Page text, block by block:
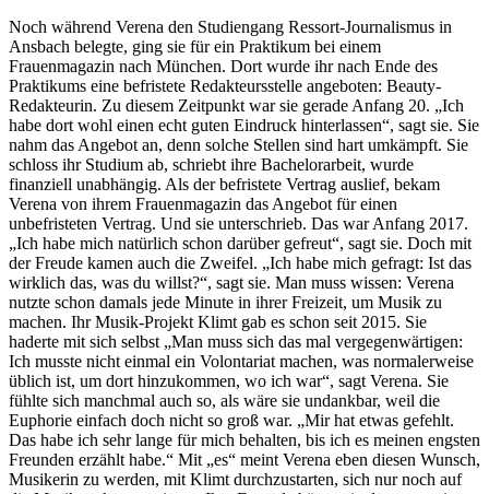
Noch während Verena den Studiengang Ressort-Journalismus in
Ansbach belegte, ging sie für ein Praktikum bei einem
Frauenmagazin nach München. Dort wurde ihr nach Ende des
Praktikums eine befristete Redakteursstelle angeboten: Beauty-
Redakteurin. Zu diesem Zeitpunkt war sie gerade Anfang 20. „Ich
habe dort wohl einen echt guten Eindruck hinterlassen“, sagt sie. Sie
nahm das Angebot an, denn solche Stellen sind hart umkämpft. Sie
schloss ihr Studium ab, schriebt ihre Bachelorarbeit, wurde
finanziell unabhängig. Als der befristete Vertrag auslief, bekam
Verena von ihrem Frauenmagazin das Angebot für einen
unbefristeten Vertrag. Und sie unterschrieb. Das war Anfang 2017.
„Ich habe mich natürlich schon darüber gefreut“, sagt sie. Doch mit
der Freude kamen auch die Zweifel. „Ich habe mich gefragt: Ist das
wirklich das, was du willst?“, sagt sie. Man muss wissen: Verena
nutzte schon damals jede Minute in ihrer Freizeit, um Musik zu
machen. Ihr Musik-Projekt Klimt gab es schon seit 2015. Sie
haderte mit sich selbst „Man muss sich das mal vergegenwärtigen:
Ich musste nicht einmal ein Volontariat machen, was normalerweise
üblich ist, um dort hinzukommen, wo ich war“, sagt Verena. Sie
fühlte sich manchmal auch so, als wäre sie undankbar, weil die
Euphorie einfach doch nicht so groß war. „Mir hat etwas gefehlt.
Das habe ich sehr lange für mich behalten, bis ich es meinen engsten
Freunden erzählt habe.“ Mit „es“ meint Verena eben diesen Wunsch,
Musikerin zu werden, mit Klimt durchzustarten, sich nur noch auf